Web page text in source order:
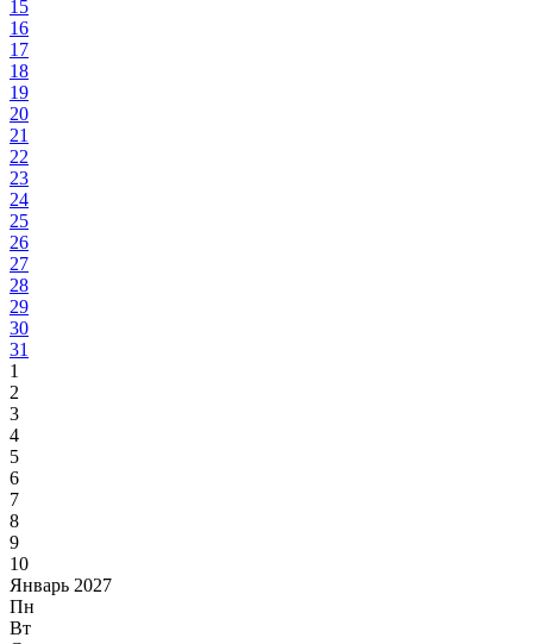
15
16
17
18
19
20
21
22
23
24
25
26
27
28
29
30
31
1
2
3
4
5
6
7
8
9
10
Январь 2027
Пн
Вт